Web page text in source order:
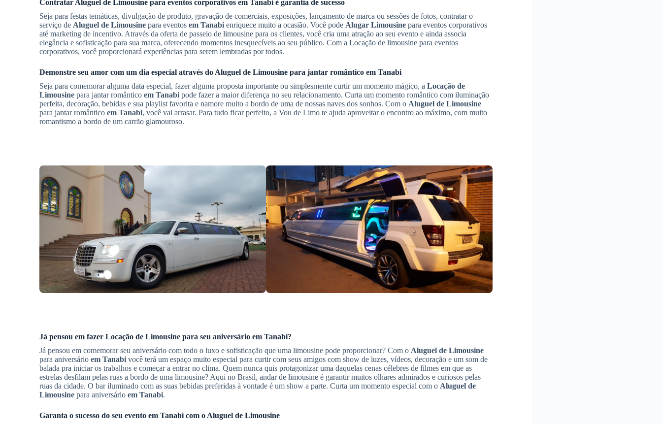
Contratar Aluguel de Limousine para eventos corporativos em Tanabi é garantia de sucesso
Seja para festas temáticas, divulgação de produto, gravação de comerciais, exposições, lançamento de marca ou sessões de fotos, contratar o
serviço de Aluguel de Limousine para eventos em Tanabi enriquece muito a ocasião. Você pode Alugar Limousine para eventos corporativos
até marketing de incentivo. Através da oferta de passeio de limousine para os clientes, você cria uma atração ao seu evento e ainda associa
elegância e sofisticação para sua marca, oferecendo momentos inesquecíveis ao seu público. Com a Locação de limousine para eventos
corporativos, você proporcionará experiências para serem lembradas por todos.
Demonstre seu amor com um dia especial através do Aluguel de Limousine para jantar romântico em Tanabi
Seja para comemorar alguma data especial, fazer alguma proposta importante ou simplesmente curtir um momento mágico, a Locação de
Limousine para jantar romântico em Tanabi pode fazer a maior diferença no seu relacionamento. Curta um momento romântico com iluminação
perfeita, decoração, bebidas e sua playlist favorita e namore muito a bordo de uma de nossas naves dos sonhos. Com o Aluguel de Limousine
para jantar romântico em Tanabi, você vai arrasar. Para tudo ficar perfeito, a Vou de Limo te ajuda aproveitar o encontro ao máximo, com muito
romantismo a bordo de um carrão glamouroso.
Já pensou em fazer Locação de Limousine para seu aniversário em Tanabi?
Já pensou em comemorar seu aniversário com todo o luxo e sofisticação que uma limousine pode proporcionar? Com o Aluguel de Limousine
para aniversário em Tanabi você terá um espaço muito especial para curtir com seus amigos com show de luzes, vídeos, decoração e um som de
balada pra iniciar os trabalhos e começar a entrar no clima. Quem nunca quis protagonizar uma daquelas cenas célebres de filmes em que as
estrelas desfilam pelas ruas a bordo de uma limousine? Aqui no Brasil, andar de limousine é garantir muitos olhares admirados e curiosos pelas
ruas da cidade. O bar iluminado com as suas bebidas preferidas à vontade é um show a parte. Curta um momento especial com o Aluguel de
Limousine para aniversário em Tanabi.
Garanta o sucesso do seu evento em Tanabi com o Aluguel de Limousine